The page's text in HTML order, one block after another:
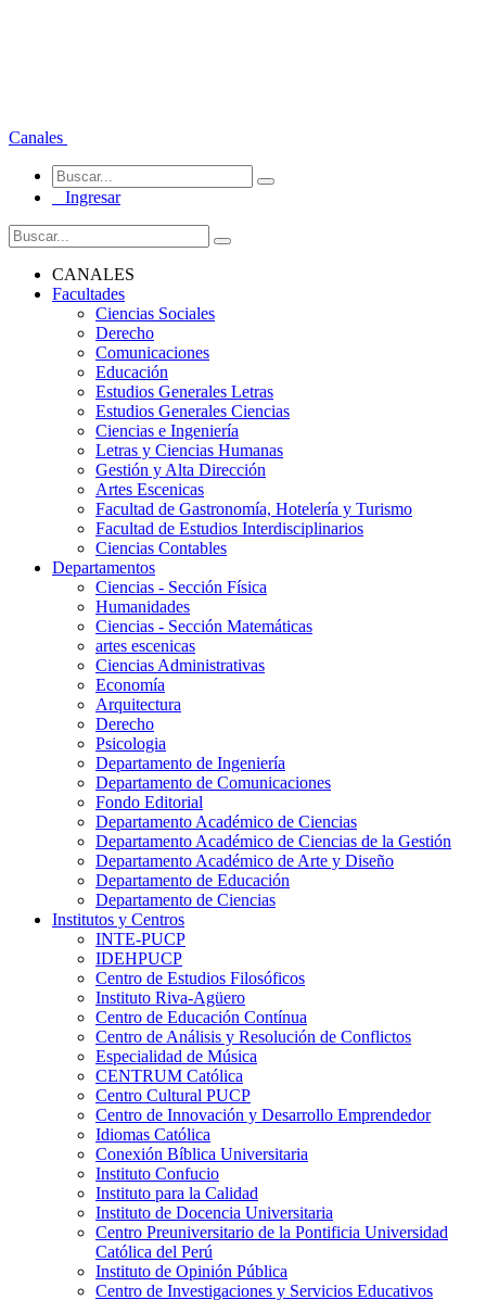
Canales
Ingresar
CANALES
Facultades
Ciencias Sociales
Derecho
Comunicaciones
Educación
Estudios Generales Letras
Estudios Generales Ciencias
Ciencias e Ingeniería
Letras y Ciencias Humanas
Gestión y Alta Dirección
Artes Escenicas
Facultad de Gastronomía, Hotelería y Turismo
Facultad de Estudios Interdisciplinarios
Ciencias Contables
Departamentos
Ciencias - Sección Física
Humanidades
Ciencias - Sección Matemáticas
artes escenicas
Ciencias Administrativas
Economía
Arquitectura
Derecho
Psicologia
Departamento de Ingeniería
Departamento de Comunicaciones
Fondo Editorial
Departamento Académico de Ciencias
Departamento Académico de Ciencias de la Gestión
Departamento Académico de Arte y Diseño
Departamento de Educación
Departamento de Ciencias
Institutos y Centros
INTE-PUCP
IDEHPUCP
Centro de Estudios Filosóficos
Instituto Riva-Agüero
Centro de Educación Contínua
Centro de Análisis y Resolución de Conflictos
Especialidad de Música
CENTRUM Católica
Centro Cultural PUCP
Centro de Innovación y Desarrollo Emprendedor
Idiomas Católica
Conexión Bíblica Universitaria
Instituto Confucio
Instituto para la Calidad
Instituto de Docencia Universitaria
Centro Preuniversitario de la Pontificia Universidad
Católica del Perú
Instituto de Opinión Pública
Centro de Investigaciones y Servicios Educativos